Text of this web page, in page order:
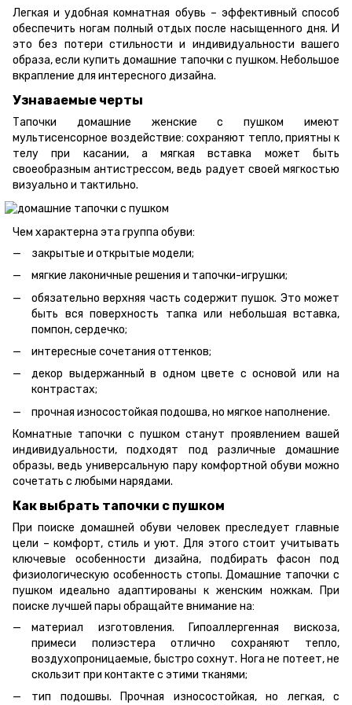
Легкая и удобная комнатная обувь – эффективный способ
обеспечить ногам полный отдых после насыщенного дня. И
это без потери стильности и индивидуальности вашего
образа, если купить домашние тапочки с пушком. Небольшое
вкрапление для интересного дизайна.
Узнаваемые черты
Тапочки домашние женские с пушком имеют
мультисенсорное воздействие: сохраняют тепло, приятны к
телу при касании, а мягкая вставка может быть
своеобразным антистрессом, ведь радует своей мягкостью
визуально и тактильно.
Чем характерна эта группа обуви:
закрытые и открытые модели;
мягкие лаконичные решения и тапочки-игрушки;
обязательно верхняя часть содержит пушок. Это может
быть вся поверхность тапка или небольшая вставка,
помпон, сердечко;
интересные сочетания оттенков;
декор выдержанный в одном цвете с основой или на
контрастах;
прочная износостойкая подошва, но мягкое наполнение.
Комнатные тапочки с пушком станут проявлением вашей
индивидуальности, подходят под различные домашние
образы, ведь универсальную пару комфортной обуви можно
сочетать с любыми нарядами.
Как выбрать тапочки с пушком
При поиске домашней обуви человек преследует главные
цели – комфорт, стиль и уют. Для этого стоит учитывать
ключевые особенности дизайна, подбирать фасон под
физиологическую особенность стопы. Домашние тапочки с
пушком идеально адаптированы к женским ножкам. При
поиске лучшей пары обращайте внимание на:
материал изготовления. Гипоаллергенная вискоза,
примеси полиэстера отлично сохраняют тепло,
воздухопроницаемые, быстро сохнут. Нога не потеет, не
скользит при контакте с этими тканями;
тип подошвы. Прочная износостойкая, но легкая, с